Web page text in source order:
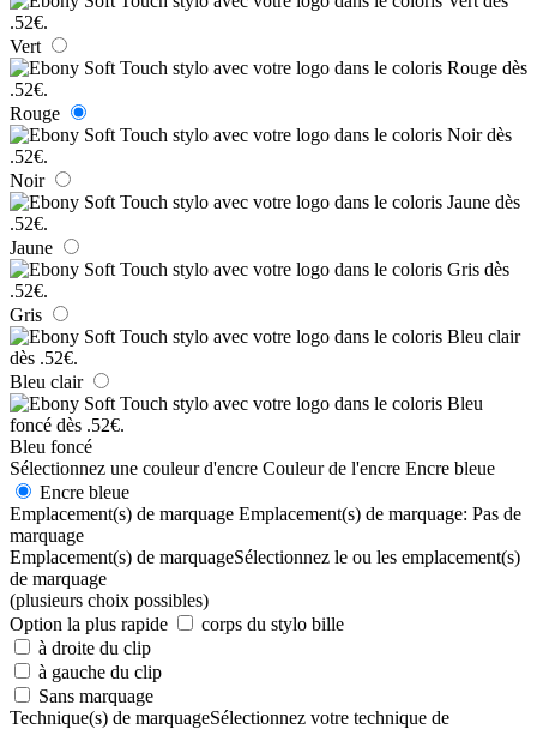
Vert
Rouge
Noir
Jaune
Gris
Bleu clair
Bleu foncé
Sélectionnez une couleur d'encre Couleur de l'encre Encre bleue
Encre bleue
Emplacement(s) de marquage Emplacement(s) de marquage: Pas de
marquage
Emplacement(s) de marquageSélectionnez le ou les emplacement(s)
de marquage
(plusieurs choix possibles)
Option la plus rapide
corps du stylo bille
à droite du clip
à gauche du clip
Sans marquage
Technique(s) de marquageSélectionnez votre technique de